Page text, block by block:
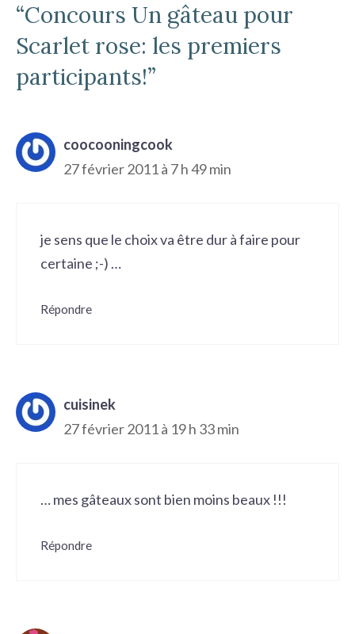
“Concours Un gâteau pour
Scarlet rose: les premiers
participants!”
coocooningcook
27 février 2011 à 7 h 49 min
je sens que le choix va être dur à faire pour
certaine ;-) …
Répondre
cuisinek
27 février 2011 à 19 h 33 min
… mes gâteaux sont bien moins beaux !!!
Répondre